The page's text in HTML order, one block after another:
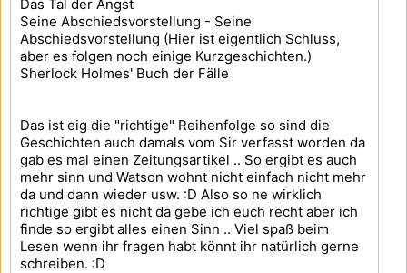
Das Tal der Angst
Seine Abschiedsvorstellung - Seine
Abschiedsvorstellung (Hier ist eigentlich Schluss,
aber es folgen noch einige Kurzgeschichten.)
Sherlock Holmes' Buch der Fälle
Das ist eig die "richtige" Reihenfolge so sind die
Geschichten auch damals vom Sir verfasst worden da
gab es mal einen Zeitungsartikel .. So ergibt es auch
mehr sinn und Watson wohnt nicht einfach nicht mehr
da und dann wieder usw. :D Also so ne wirklich
richtige gibt es nicht da gebe ich euch recht aber ich
finde so ergibt alles einen Sinn .. Viel spaß beim
Lesen wenn ihr fragen habt könnt ihr natürlich gerne
schreiben. :D